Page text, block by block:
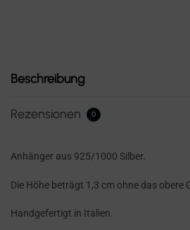
Beschreibung
Rezensionen 0
Anhänger aus 925/1000 Silber.
Die Höhe beträgt 1,3 cm ohne das obere
Handgefertigt in Italien.